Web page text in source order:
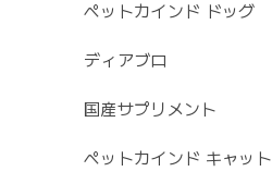
ペットカインド ドッグ
ディアブロ
国産サプリメント
ペットカインド キャット